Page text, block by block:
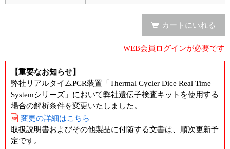
アプリケーションノート
プロトコール集
ユーザーズボイス集
カートにいれる
WEB会員ログインが必要です
【重要なお知らせ】
弊社リアルタイムPCR装置「Thermal Cycler Dice Real Time
Systemシリーズ」において弊社遺伝子検査キットを使用する
場合の解析条件を変更いたしました。
変更の詳細はこちら
取扱説明書およびその他製品に付随する文書は、順次更新予
定です。